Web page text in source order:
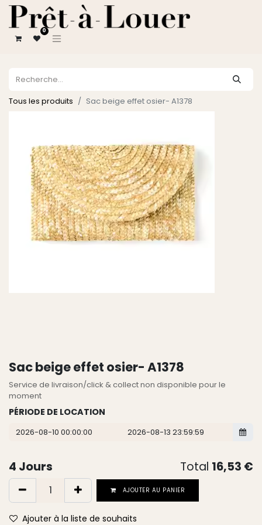
0
Tous les produits Sac beige effet osier- A1378
Sac beige effet osier- A1378
Service de livraison/click & collect non disponible pour le
moment
PÉRIODE DE LOCATION
4 Jours Total 16,53 €
AJOUTER AU PANIER
Ajouter à la liste de souhaits